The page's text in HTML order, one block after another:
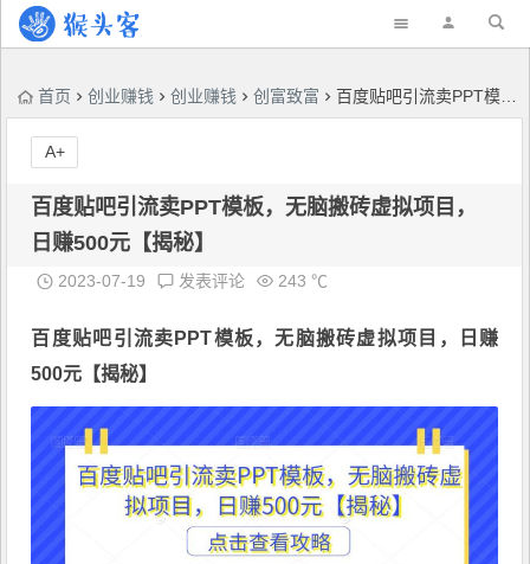
首页 创业赚钱 创业赚钱 创富致富 百度贴吧引流卖PPT模板，无脑搬砖虚拟项目，日赚500元【揭秘】
百度贴吧引流卖PPT模板，无脑搬砖虚拟项目，
日赚500元【揭秘】
2023-07-19 发表评论 243 ℃
百度贴吧引流卖PPT模板 ，无脑搬砖虚拟项目，日赚
500元【揭秘】
A+